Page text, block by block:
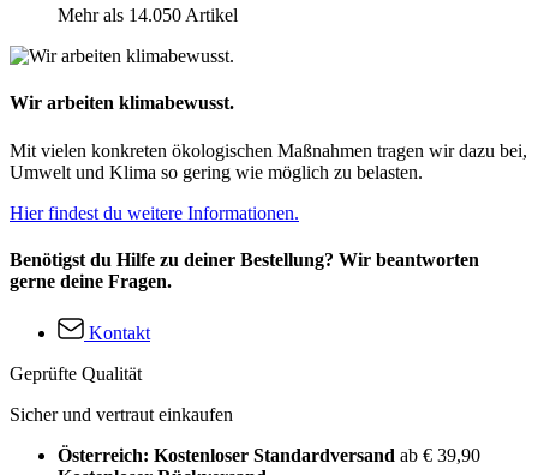
Mehr als 14.050 Artikel
Wir arbeiten klimabewusst.
Mit vielen konkreten ökologischen Maßnahmen tragen wir dazu bei,
Umwelt und Klima so gering wie möglich zu belasten.
Hier findest du weitere Informationen.
Benötigst du Hilfe zu deiner Bestellung? Wir beantworten
gerne deine Fragen.
Kontakt
Geprüfte Qualität
Sicher und vertraut einkaufen
Österreich: Kostenloser Standardversand ab € 39,90